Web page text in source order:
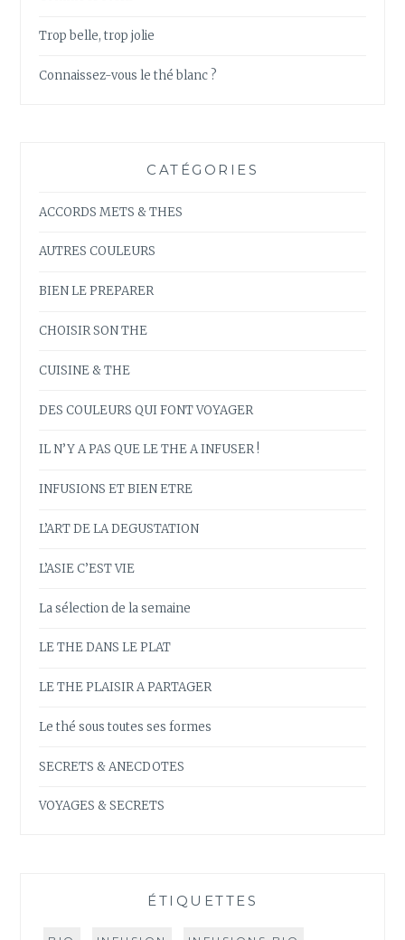
Trop belle, trop jolie
Connaissez-vous le thé blanc ?
CATÉGORIES
ACCORDS METS & THES
AUTRES COULEURS
BIEN LE PREPARER
CHOISIR SON THE
CUISINE & THE
DES COULEURS QUI FONT VOYAGER
IL N’Y A PAS QUE LE THE A INFUSER !
INFUSIONS ET BIEN ETRE
L’ART DE LA DEGUSTATION
L’ASIE C’EST VIE
La sélection de la semaine
LE THE DANS LE PLAT
LE THE PLAISIR A PARTAGER
Le thé sous toutes ses formes
SECRETS & ANECDOTES
VOYAGES & SECRETS
ÉTIQUETTES